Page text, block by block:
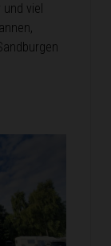
viel